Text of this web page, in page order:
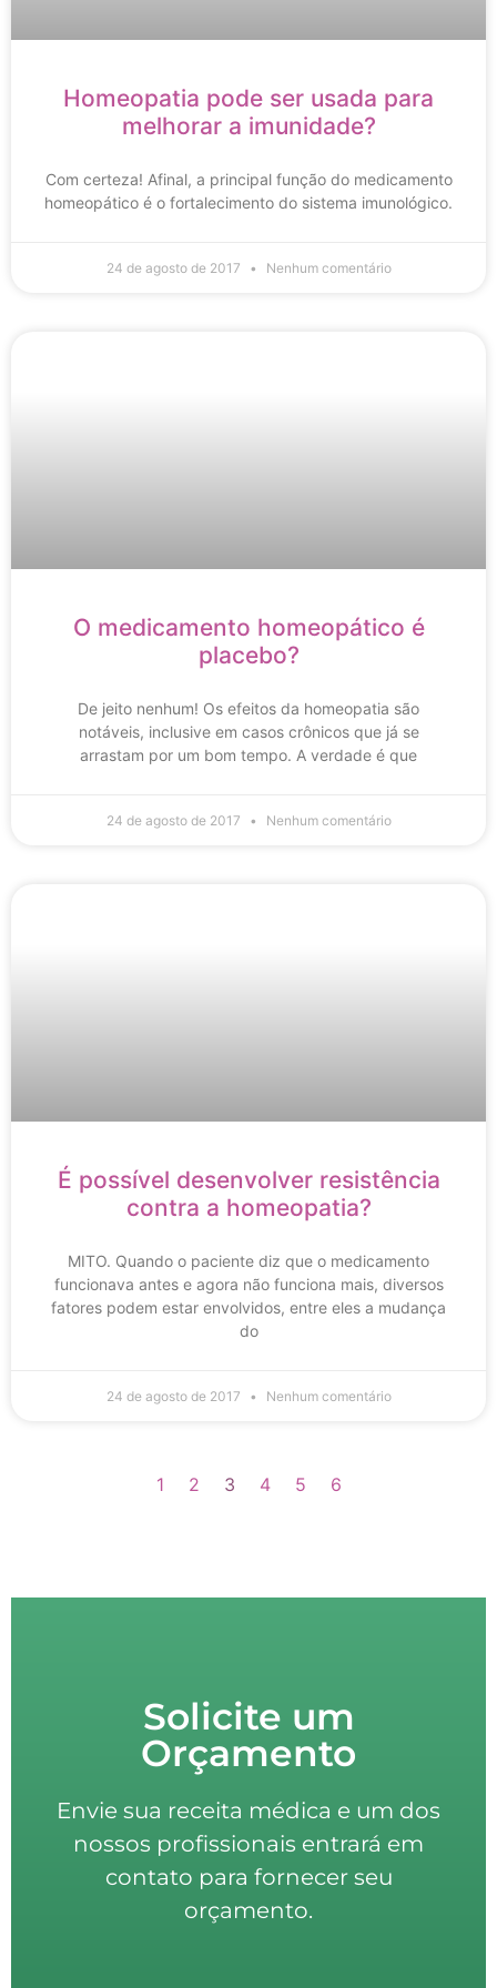
Homeopatia pode ser usada para
melhorar a imunidade?
Com certeza! Afinal, a principal função do medicamento
homeopático é o fortalecimento do sistema imunológico.
24 de agosto de 2017 Nenhum comentário
O medicamento homeopático é
placebo?
De jeito nenhum! Os efeitos da homeopatia são
notáveis, inclusive em casos crônicos que já se
arrastam por um bom tempo. A verdade é que
24 de agosto de 2017 Nenhum comentário
É possível desenvolver resistência
contra a homeopatia?
MITO. Quando o paciente diz que o medicamento
funcionava antes e agora não funciona mais, diversos
fatores podem estar envolvidos, entre eles a mudança
do
24 de agosto de 2017 Nenhum comentário
1 2 3 4 5 6
Solicite um
Orçamento
Envie sua receita médica e um dos
nossos profissionais entrará em
contato para fornecer seu
orçamento.